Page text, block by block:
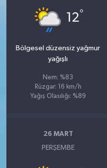
12°
Bölgesel düzensiz yağmur
yağışlı
Nem: %83
Rüzgar: 16 km/h
Yağış Olasılığı: %89
26 MART
PERŞEMBE